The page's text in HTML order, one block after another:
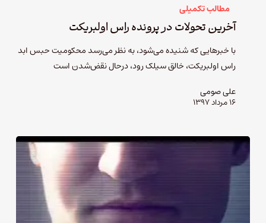
مطالب تکمیلی
آخرین تحولات در پرونده راس اولبریکت
با خبرهایی که شنیده می‌شود، به نظر می‌رسد محکومیت حبس ابد
راس اولبریکت، خالق سیلک رود، درحال نقض‌شدن است
علی صومی
۱۶ مرداد ۱۳۹۷